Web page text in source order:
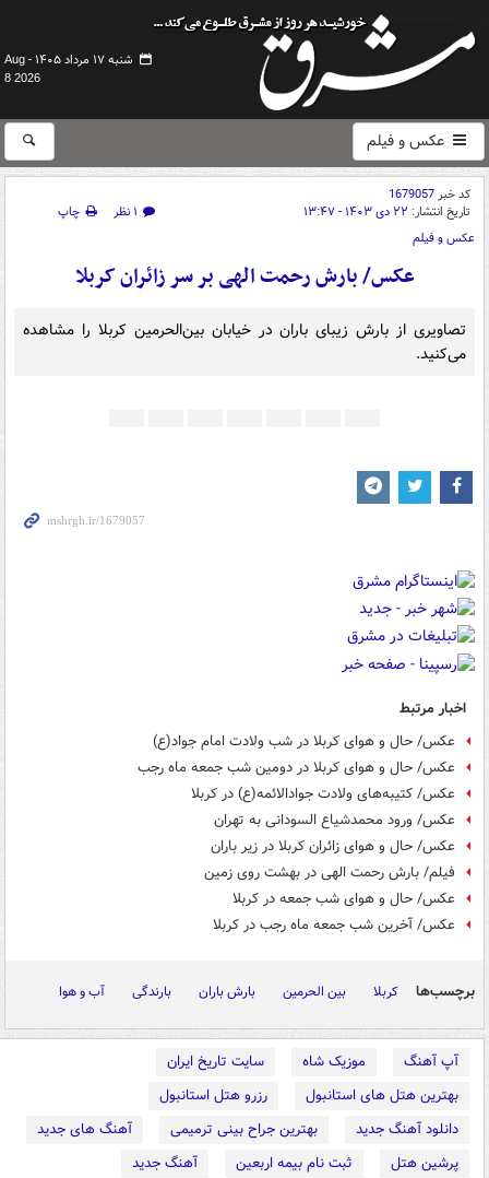
شنبه ۱۷ مرداد ۱۴۰۵ -
Aug
8 2026
عکس و فیلم
کد خبر1679057
تاریخ انتشار: ۲۲ دی ۱۴۰۳ - ۱۳:۴۷ ۱ نظر
چاپ
عکس و فیلم
عکس/ بارش رحمت الهی بر سر زائران کربلا
تصاویری از بارش زیبای باران در خیابان بین‌الحرمین کربلا را مشاهده
می‌کنید.
اخبار مرتبط
عکس/ حال و هوای کربلا در شب ولادت امام جواد(ع)
عکس/ حال و هوای کربلا در دومین شب جمعه ماه رجب
عکس/ کتیبه‌های ولادت جوادالائمه(ع) در کربلا
عکس/ ورود محمدشیاع‌ السودانی به تهران
عکس/ حال و هوای زائران کربلا در زیر باران
فیلم/ بارش رحمت الهی در بهشت روی زمین
عکس/ حال و هوای شب جمعه در کربلا
عکس/ آخرین شب جمعه ماه رجب در کربلا
برچسب‌ها کربلا بین الحرمین بارش باران بارندگی آب و هوا
آپ آهنگ موزیک شاه
سایت تاریخ ایران
بهترین هتل های استانبول
رزرو هتل استانبول
دانلود آهنگ جدید
بهترین جراح بینی ترمیمی
آهنگ های جدید
پرشین هتل
ثبت نام بیمه اربعین
آهنگ جدید